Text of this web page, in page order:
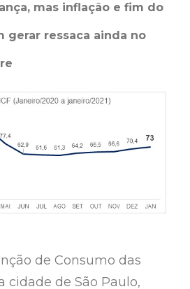
mas inflação e fim do
gerar ressaca ainda no
de Consumo das
cidade de São Paulo,